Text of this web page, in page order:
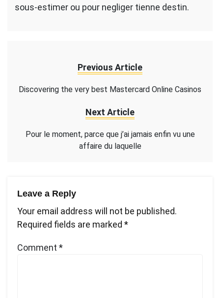
sous-estimer ou pour negliger tienne destin.
Previous Article
Discovering the very best Mastercard Online Casinos
Next Article
Pour le moment, parce que j’ai jamais enfin vu une
affaire du laquelle
Leave a Reply
Your email address will not be published.
Required fields are marked *
Comment *